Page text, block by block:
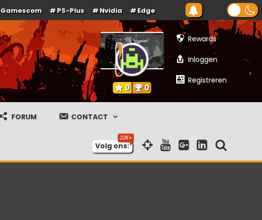
Gamescom PS-Plus Nvidia Edge
Rewards
Inloggen
Registreren
0 0
FORUM CONTACT
Volg ons: